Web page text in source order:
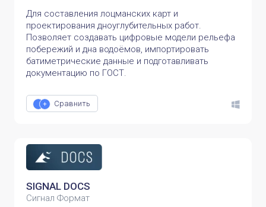
Для составления лоцманских карт и
проектирования дноуглубительных работ.
Позволяет создавать цифровые модели рельефа
побережий и дна водоёмов, импортировать
батиметрические данные и подготавливать
документацию по ГОСТ.
Сравнить
SIGNAL DOCS
Сигнал Формат